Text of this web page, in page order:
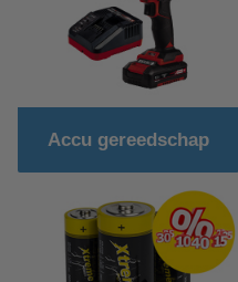
Accu gereedschap